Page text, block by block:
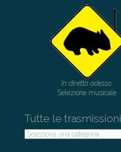
In diretta adesso:
Selezione musicale
Tutte le trasmissioni
Tutte